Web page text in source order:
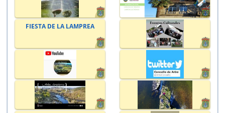
FIESTA DE LA LAMPREA